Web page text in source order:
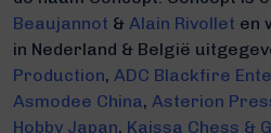
Beaujannot & Alain Rivollet en
in Nederland & België
Production, ADC Blackfire
Asmodee China, Asterion
Hobby Japan, Kaissa Chess &